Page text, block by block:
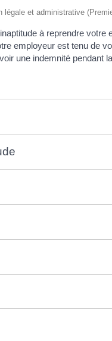
légale et administrative
à reprendre
employeur est tenu de
une indemnité pendant